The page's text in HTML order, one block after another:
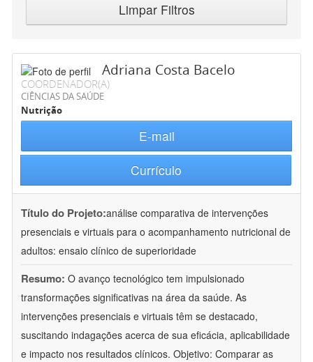
Limpar Filtros
Adriana Costa Bacelo
COORDENADOR(A)
CIÊNCIAS DA SAÚDE
Nutrição
E-mail
Currículo
Título do Projeto:análise comparativa de intervenções
presenciais e virtuais para o acompanhamento nutricional de
adultos: ensaio clínico de superioridade
Resumo: O avanço tecnológico tem impulsionado
transformações significativas na área da saúde. As
intervenções presenciais e virtuais têm se destacado,
suscitando indagações acerca de sua eficácia, aplicabilidade
e impacto nos resultados clínicos. Objetivo: Comparar as